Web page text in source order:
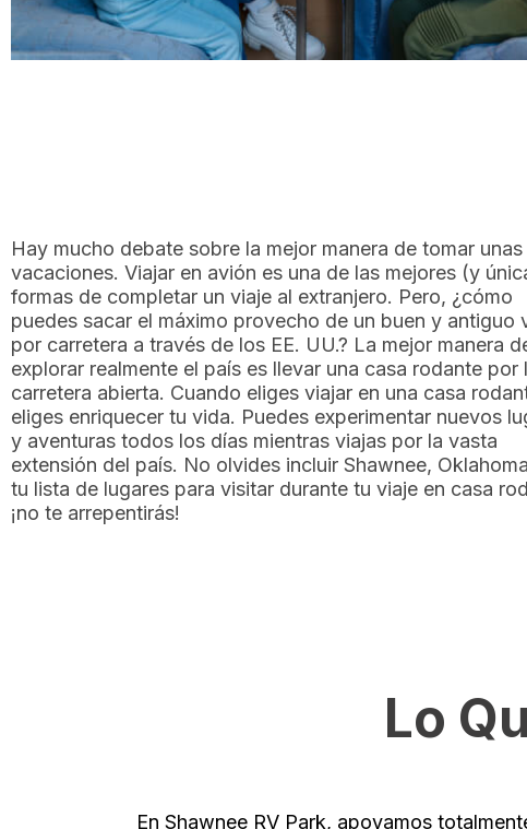
Hay mucho debate sobre la mejor manera de tomar unas
vacaciones. Viajar en avión es una de las mejores (y
formas de completar un viaje al extranjero. Pero, ¿cómo
puedes sacar el máximo provecho de un buen y antiguo
por carretera a través de los EE. UU.? La mejor manera
explorar realmente el país es llevar una casa rodante por
carretera abierta. Cuando eliges viajar en una casa
eliges enriquecer tu vida. Puedes experimentar nuevos
y aventuras todos los días mientras viajas por la vasta
extensión del país. No olvides incluir Shawnee,
tu lista de lugares para visitar durante tu viaje en casa
¡no te arrepentirás!
Lo
En Shawnee RV Park, apoyamos